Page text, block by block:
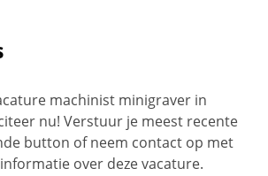
machinist minigraver in
nu! Verstuur je meest recente
button of neem contact op met
over deze vacature.